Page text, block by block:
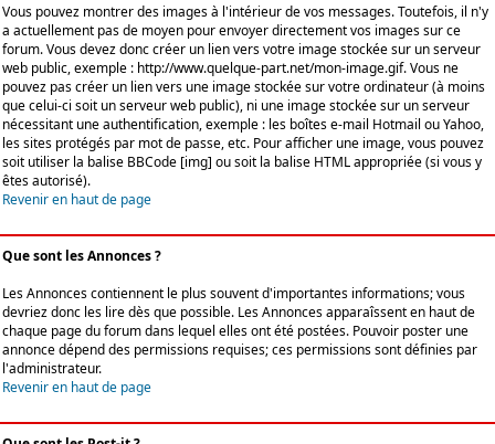
Vous pouvez montrer des images à l'intérieur de vos messages. Toutefois, il n'y
a actuellement pas de moyen pour envoyer directement vos images sur ce
forum. Vous devez donc créer un lien vers votre image stockée sur un serveur
web public, exemple : http://www.quelque-part.net/mon-image.gif. Vous ne
pouvez pas créer un lien vers une image stockée sur votre ordinateur (à moins
que celui-ci soit un serveur web public), ni une image stockée sur un serveur
nécessitant une authentification, exemple : les boîtes e-mail Hotmail ou Yahoo,
les sites protégés par mot de passe, etc. Pour afficher une image, vous pouvez
soit utiliser la balise BBCode [img] ou soit la balise HTML appropriée (si vous y
êtes autorisé).
Revenir en haut de page
Que sont les Annonces ?
Les Annonces contiennent le plus souvent d'importantes informations; vous
devriez donc les lire dès que possible. Les Annonces apparaîssent en haut de
chaque page du forum dans lequel elles ont été postées. Pouvoir poster une
annonce dépend des permissions requises; ces permissions sont définies par
l'administrateur.
Revenir en haut de page